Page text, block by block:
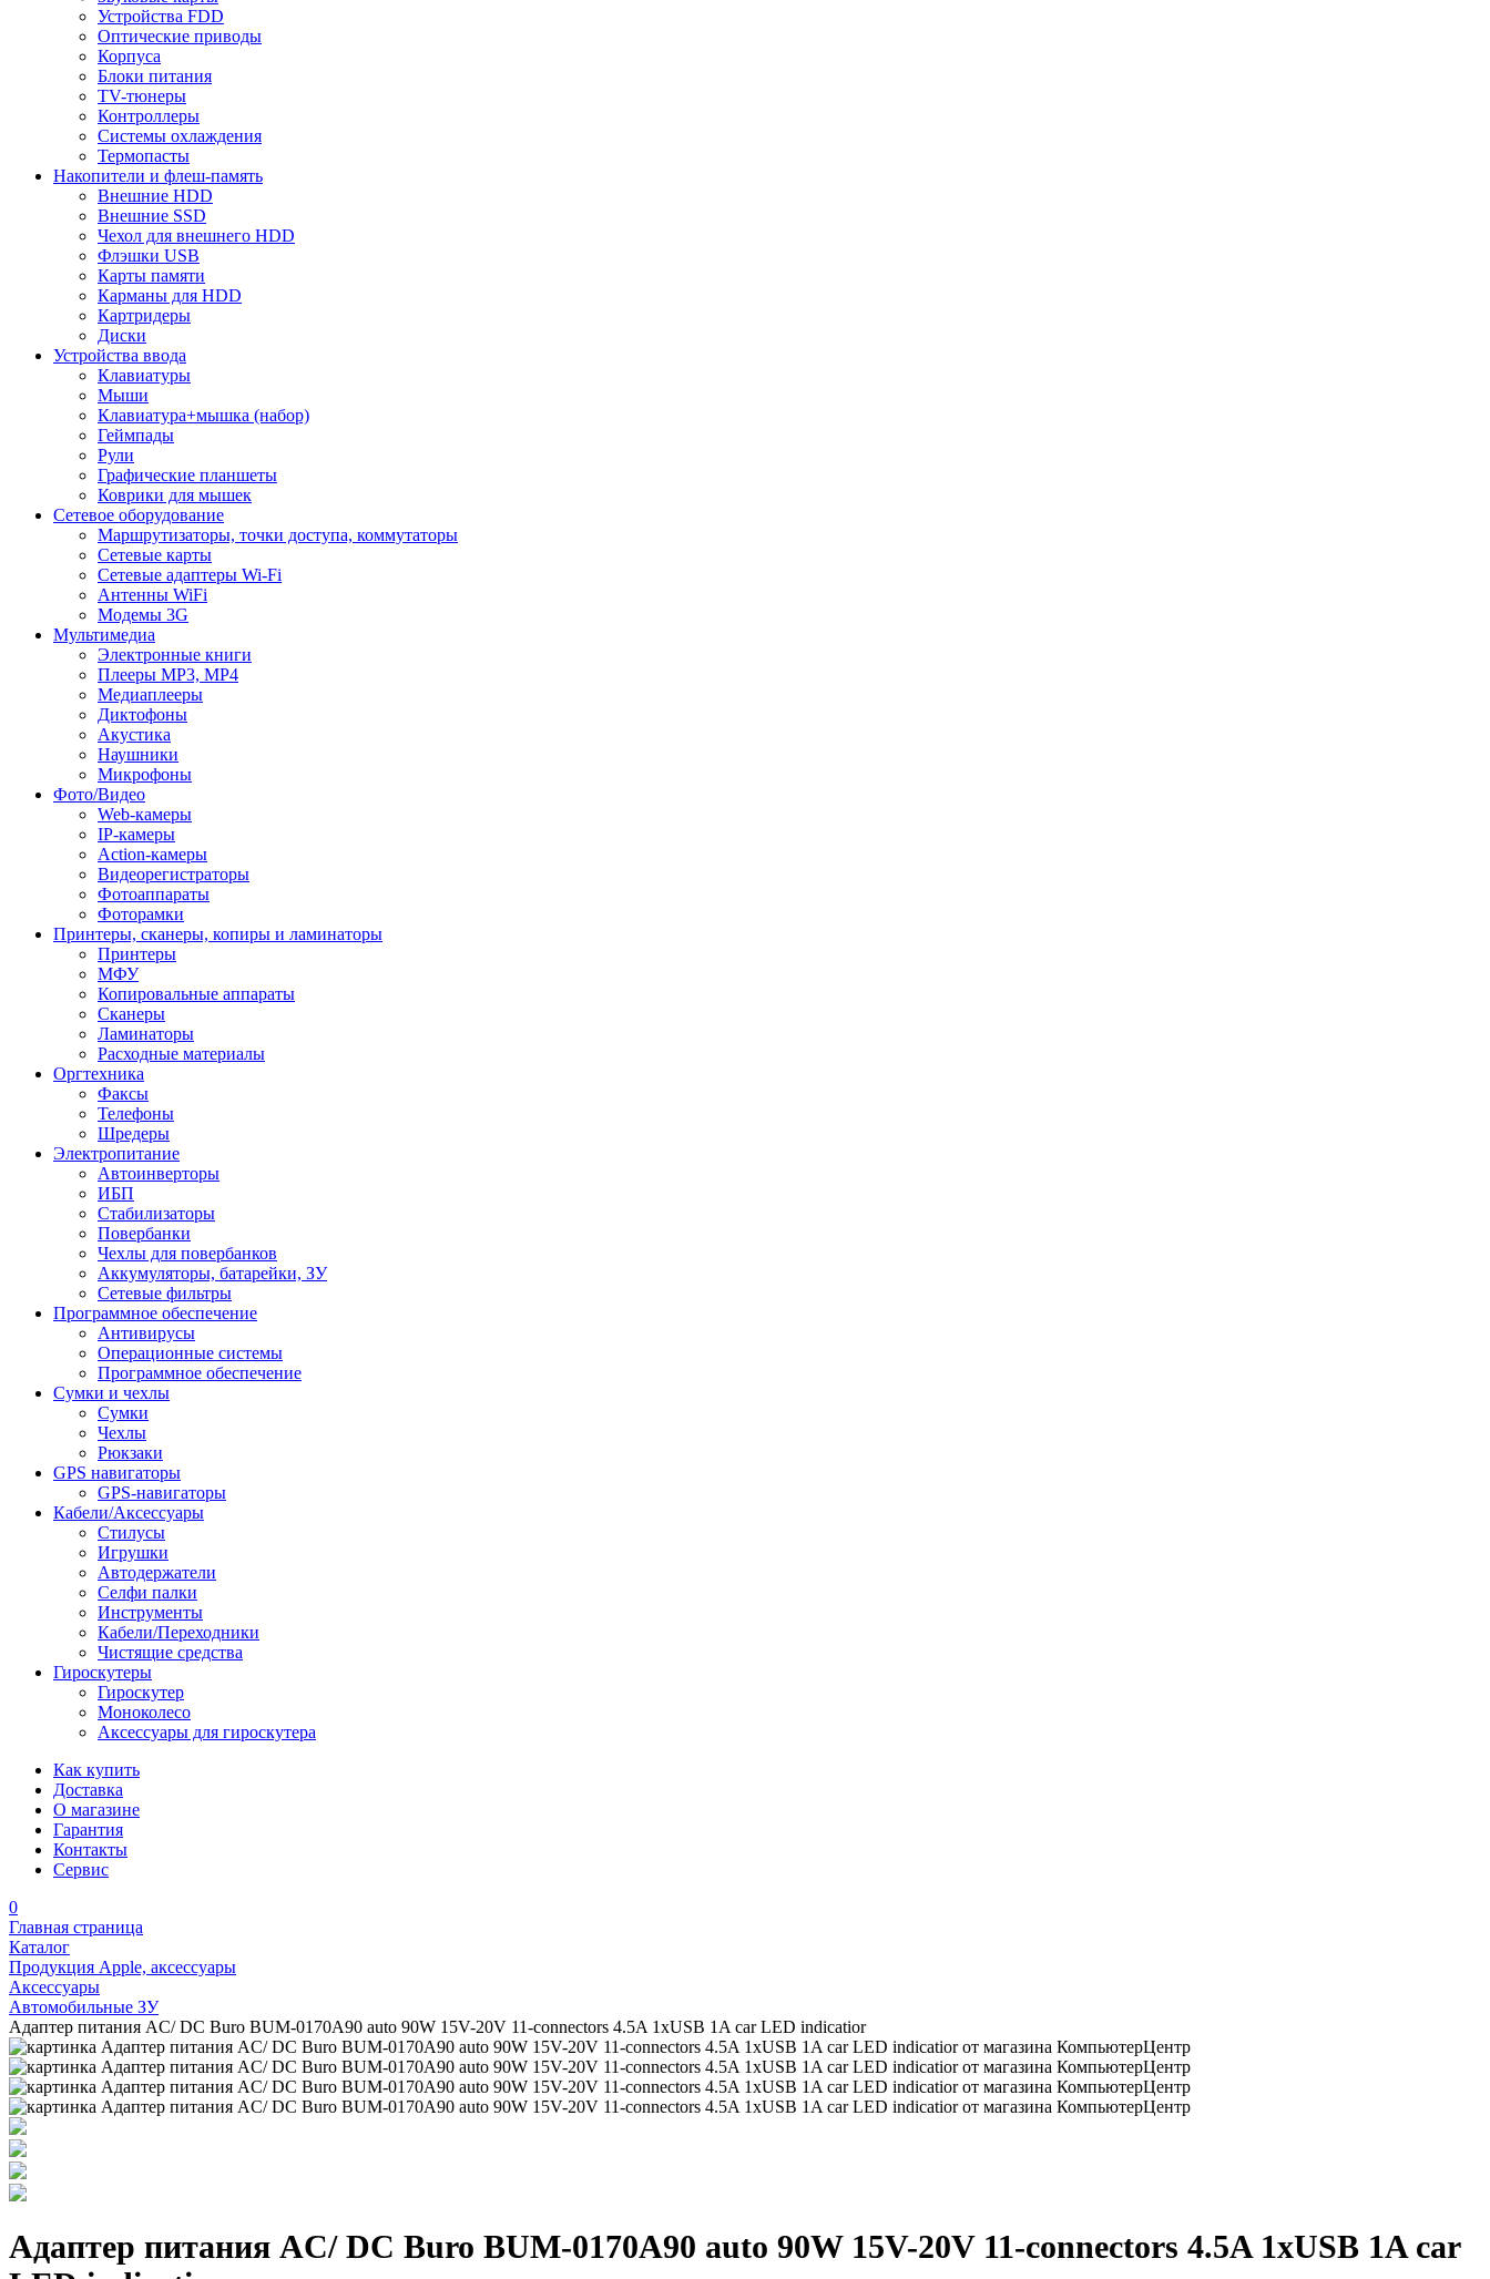
Устройства FDD
Оптические приводы
Корпуса
Блоки питания
TV-тюнеры
Контроллеры
Системы охлаждения
Термопасты
Накопители и флеш-память
Внешние HDD
Внешние SSD
Чехол для внешнего HDD
Флэшки USB
Карты памяти
Карманы для HDD
Картридеры
Диски
Устройства ввода
Клавиатуры
Мыши
Клавиатура+мышка (набор)
Геймпады
Рули
Графические планшеты
Коврики для мышек
Сетевое оборудование
Маршрутизаторы, точки доступа, коммутаторы
Сетевые карты
Сетевые адаптеры Wi-Fi
Антенны WiFi
Модемы 3G
Мультимедиа
Электронные книги
Плееры MP3, MP4
Медиаплееры
Диктофоны
Акустика
Наушники
Микрофоны
Фото/Видео
Web-камеры
IP-камеры
Action-камеры
Видеорегистраторы
Фотоаппараты
Фоторамки
Принтеры, сканеры, копиры и ламинаторы
Принтеры
МФУ
Копировальные аппараты
Сканеры
Ламинаторы
Расходные материалы
Оргтехника
Факсы
Телефоны
Шредеры
Электропитание
Автоинверторы
ИБП
Стабилизаторы
Повербанки
Чехлы для повербанков
Аккумуляторы, батарейки, ЗУ
Сетевые фильтры
Программное обеспечение
Антивирусы
Операционные системы
Программное обеспечение
Сумки и чехлы
Сумки
Чехлы
Рюкзаки
GPS навигаторы
GPS-навигаторы
Кабели/Аксессуары
Стилусы
Игрушки
Автодержатели
Селфи палки
Инструменты
Кабели/Переходники
Чистящие средства
Гироскутеры
Гироскутер
Моноколесо
Аксессуары для гироскутера
Как купить
Доставка
О магазине
Гарантия
Контакты
Сервис
0
Главная страница
Каталог
Продукция Apple, аксессуары
Аксессуары
Автомобильные ЗУ
Адаптер питания AC/ DC Buro BUM-0170A90 auto 90W 15V-20V 11-connectors 4.5A 1xUSB 1A car LED indicatior
Адаптер питания AC/ DC Buro BUM-0170A90 auto 90W 15V-20V 11-connectors 4.5A 1xUSB 1A car